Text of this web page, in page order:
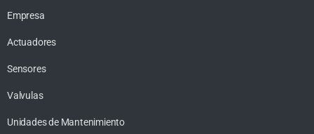
Empresa
Actuadores
Sensores
Valvulas
Unidades de Mantenimiento